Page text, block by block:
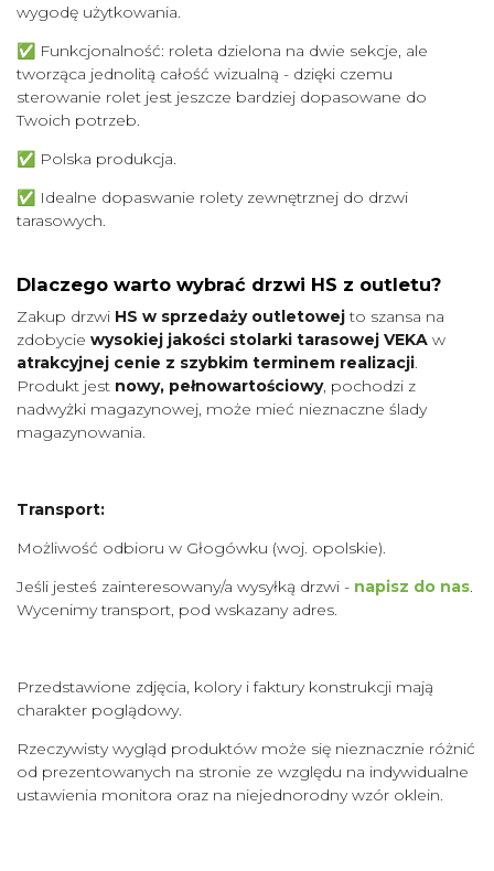
wygodę użytkowania.
✅ Funkcjonalność: roleta dzielona na dwie sekcje, ale
tworząca jednolitą całość wizualną - dzięki czemu
sterowanie rolet jest jeszcze bardziej dopasowane do
Twoich potrzeb.
✅ Polska produkcja.
✅ Idealne dopaswanie rolety zewnętrznej do drzwi
tarasowych.
Dlaczego warto wybrać drzwi HS z outletu?
Zakup drzwi HS w sprzedaży outletowejto szansa na
zdobycie wysokiej jakości stolarki tarasowej VEKA w
atrakcyjnej cenie z szybkim terminem realizacji.
Produkt jest nowy, pełnowartościowy, pochodzi z
nadwyżki magazynowej, może mieć nieznaczne ślady
magazynowania.
Transport:
Możliwość odbioru w Głogówku (woj. opolskie).
Jeśli jesteś zainteresowany/a wysyłką drzwi - napisz do nas.
Wycenimy transport, pod wskazany adres.
Przedstawione zdjęcia, kolory i faktury konstrukcji mają
charakter poglądowy.
Rzeczywisty wygląd produktów może się nieznacznie różnić
od prezentowanych na stronie ze względu na indywidualne
ustawienia monitora oraz na niejednorodny wzór oklein.